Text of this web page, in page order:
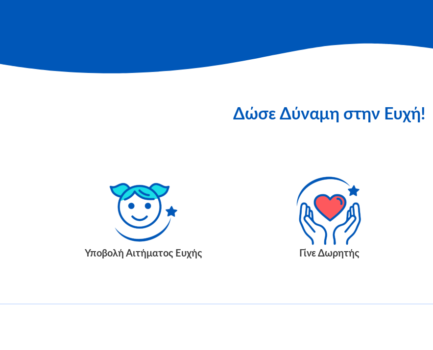
Δώσε Δύναμη στην Ευχή!
Υποβολή Αιτήματος Ευχής Γίνε Δωρητής